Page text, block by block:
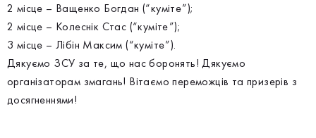
2 місце – Ващенко Богдан (“куміте”);
2 місце – Колеснік Стас (“куміте”);
3 місце – Лібін Максим (“куміте”).
Дякуємо ЗСУ за те, що нас боронять! Дякуємо
організаторам змагань! Вітаємо переможців та призерів з
досягненнями!